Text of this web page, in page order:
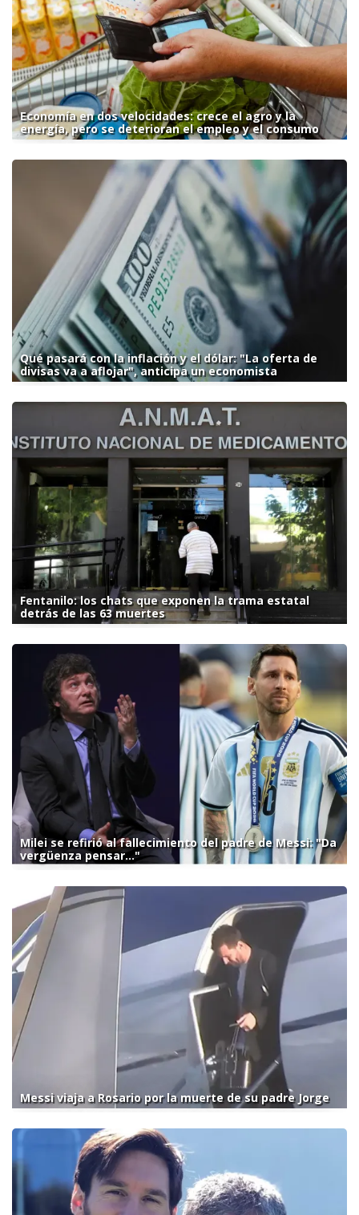
Economía en dos velocidades: crece el agro y la
energía, pero se deterioran el empleo y el consumo
Qué pasará con la inflación y el dólar: "La oferta de
divisas va a aflojar", anticipa un economista
Fentanilo: los chats que exponen la trama estatal
detrás de las 63 muertes
Milei se refirió al fallecimiento del padre de Messi: "Da
vergüenza pensar..."
Messi viaja a Rosario por la muerte de su padre Jorge